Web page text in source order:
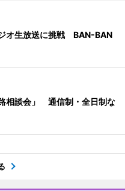
オ生放送に挑戦 BAN-BAN
相談会」 通信制・全日制な